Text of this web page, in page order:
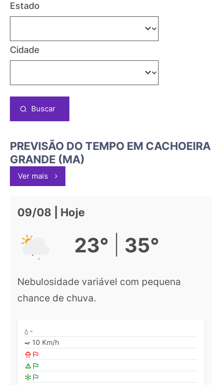
Estado
Cidade
Buscar
PREVISÃO DO TEMPO EM CACHOEIRA
GRANDE (MA)
Ver mais
09/08 | Hoje
23° 35°
Nebulosidade variável com pequena
chance de chuva.
-
10 Km/h